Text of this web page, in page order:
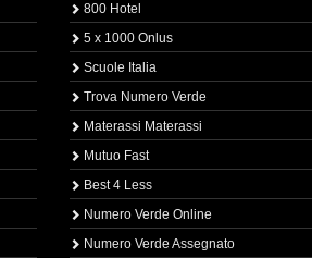
800 Hotel
5 x 1000 Onlus
Scuole Italia
Trova Numero Verde
Materassi Materassi
Mutuo Fast
Best 4 Less
Numero Verde Online
Numero Verde Assegnato